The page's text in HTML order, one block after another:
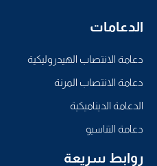
الدعامات
دعامة الانتصاب الهيدروليكية
دعامة الانتصاب المرنة
الدعامة الديناميكية
دعامة التناسيو
روابط سريعة